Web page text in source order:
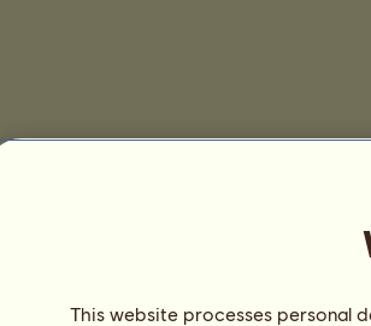
This website processes personal